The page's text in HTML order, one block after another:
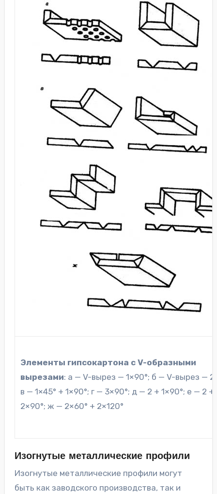
Элементы гипсокартона с V-образными
вырезами: а — V-вырез — 1×90°; б — V-вырез —
в — 1×45° + 1×90°; г — 3×90°; д — 2 + 1×90°; е — 2 +
2×90°; ж — 2×60° + 2×120°
Изогнутые металлические профили
Изогнутые металлические профили могут
быть как заводского производства, так и